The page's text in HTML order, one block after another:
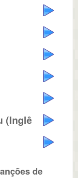
de